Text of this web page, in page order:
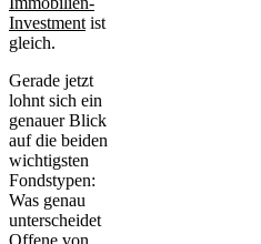
Investment ist
gleich.
Gerade jetzt
lohnt sich ein
genauer Blick
auf die beiden
wichtigsten
Fondstypen:
Was genau
unterscheidet